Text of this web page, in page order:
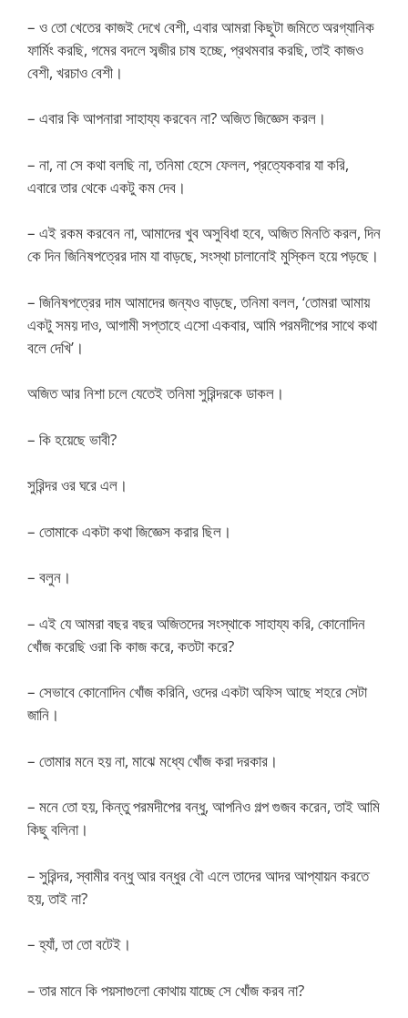
– ও তো খেতের কাজই দেখে বেশী, এবার আমরা কিছুটা জমিতে অরগ্যানিক
ফার্মিং করছি, গমের বদলে সব্জীর চাষ হচ্ছে, প্রথমবার করছি, তাই কাজও
বেশী, খরচাও বেশী।
– এবার কি আপনারা সাহায্য করবেন না? অজিত জিজ্ঞেস করল।
– না, না সে কথা বলছি না, তনিমা হেসে ফেলল, প্রত্যেকবার যা করি,
এবারে তার থেকে একটু কম দেব।
– এই রকম করবেন না, আমাদের খুব অসুবিধা হবে, অজিত মিনতি করল, দিন
কে দিন জিনিষপত্রের দাম যা বাড়ছে, সংস্থা চালানোই মুস্কিল হয়ে পড়ছে।
– জিনিষপত্রের দাম আমাদের জন্যও বাড়ছে, তনিমা বলল, ‘তোমরা আমায়
একটু সময় দাও, আগামী সপ্তাহে এসো একবার, আমি পরমদীপের সাথে কথা
বলে দেখি’।
অজিত আর নিশা চলে যেতেই তনিমা সুরিন্দরকে ডাকল।
– কি হয়েছে ভাবী?
সুরিন্দর ওর ঘরে এল।
– তোমাকে একটা কথা জিজ্ঞেস করার ছিল।
– বলুন।
– এই যে আমরা বছর বছর অজিতদের সংস্থাকে সাহায্য করি, কোনোদিন
খোঁজ করেছি ওরা কি কাজ করে, কতটা করে?
– সেভাবে কোনোদিন খোঁজ করিনি, ওদের একটা অফিস আছে শহরে সেটা
জানি।
– তোমার মনে হয় না, মাঝে মধ্যে খোঁজ করা দরকার।
– মনে তো হয়, কিন্তু পরমদীপের বন্ধু, আপনিও গল্প গুজব করেন, তাই আমি
কিছু বলিনা।
– সুরিন্দর, স্বামীর বন্ধু আর বন্ধুর বৌ এলে তাদের আদর আপ্যায়ন করতে
হয়, তাই না?
– হ্যাঁ, তা তো বটেই।
– তার মানে কি পয়সাগুলো কোথায় যাচ্ছে সে খোঁজ করব না?